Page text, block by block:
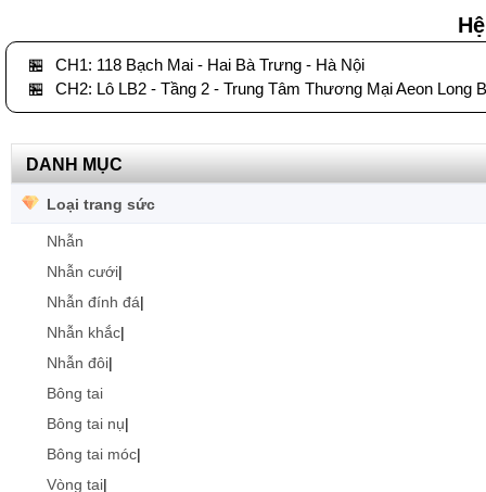
🏪
CH1: 118 Bạch Mai - Hai Bà Trưng - Hà Nội
🏪
CH2: Lô LB2 - Tầng 2 - Trung Tâm Thương Mại Aeon Long
DANH MỤC
Loại trang sức
Nhẫn
Nhẫn cưới|
Nhẫn đính đá|
Nhẫn khắc|
Nhẫn đôi|
Bông tai
Bông tai nụ|
Bông tai móc|
Vòng tai|